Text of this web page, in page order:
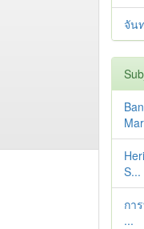
จัน
S...
กา
...